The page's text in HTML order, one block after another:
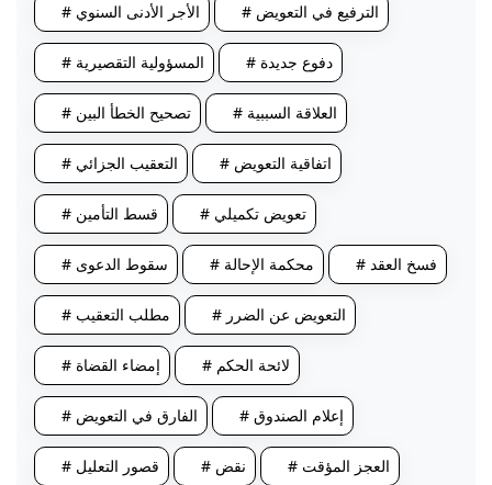
# الأجر الأدنى السنوي # الترفيع في التعويض
# المسؤولية التقصيرية # دفوع جديدة
# تصحيح الخطأ البين # العلاقة السببية
# التعقيب الجزائي # اتفاقية التعويض
# قسط التأمين # تعويض تكميلي
# سقوط الدعوى # محكمة الإحالة # فسخ العقد
# مطلب التعقيب # التعويض عن الضرر
# إمضاء القضاة # لائحة الحكم
# الفارق في التعويض # إعلام الصندوق
# قصور التعليل # نقض # العجز المؤقت